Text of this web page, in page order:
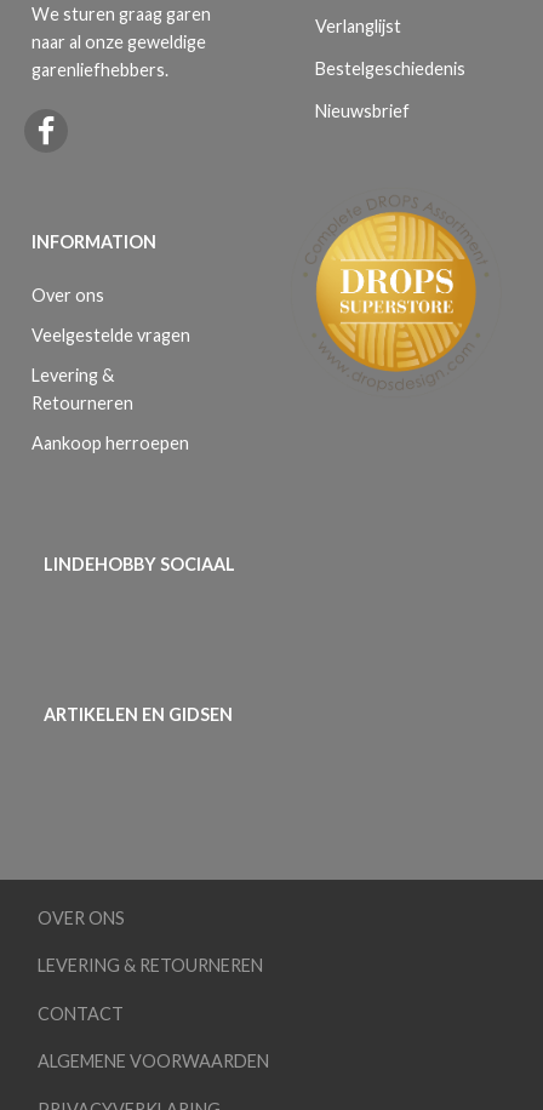
We sturen graag garen
naar al onze geweldige
garenliefhebbers.
INFORMATION
Over ons
Veelgestelde vragen
Levering &
Retourneren
Aankoop herroepen
Verlanglijst
Bestelgeschiedenis
Nieuwsbrief
LINDEHOBBY SOCIAAL
ARTIKELEN EN GIDSEN
OVER ONS
LEVERING & RETOURNEREN
CONTACT
ALGEMENE VOORWAARDEN